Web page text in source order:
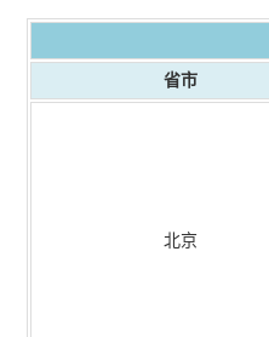
考综合能力知识点集锦】
省市
北京